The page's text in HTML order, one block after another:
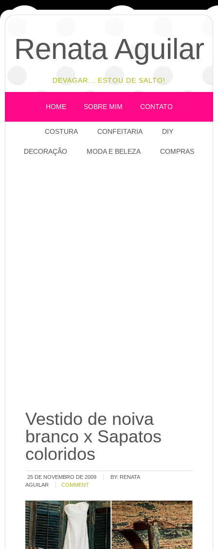
Renata Aguilar
DEVAGAR... ESTOU DE SALTO!
HOME SOBRE MIM CONTATO
COSTURA CONFEITARIA DIY
DECORAÇÃO MODA E BELEZA COMPRAS
Vestido de noiva
branco x Sapatos
coloridos
25 DE NOVEMBRO DE 2009 BY: RENATA
AGUILAR
COMMENT